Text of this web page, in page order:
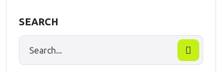
SEARCH